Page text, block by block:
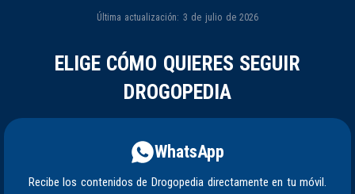
Última actualización: 3 de julio de 2026
ELIGE CÓMO QUIERES SEGUIR
DROGOPEDIA
WhatsApp
Recibe los contenidos de Drogopedia directamente en tu móvil.